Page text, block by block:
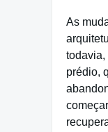
As
todavia,
prédio,